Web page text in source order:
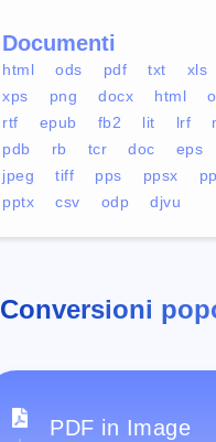
Documenti
html ods pdf txt xls
xps
png docx html
rtf
epub fb2 lit lrf
pdb
rb tcr doc eps
jpeg
tiff pps ppsx
pptx
csv odp djvu
Conversioni
PDF in Image